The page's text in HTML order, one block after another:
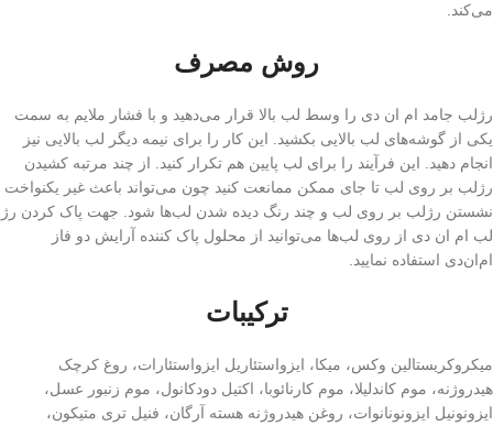
می‌کند.
روش مصرف
رژلب جامد ام ان دی را وسط لب بالا قرار می‌دهید و با فشار ملایم به سمت
یکی از گوشه‌های لب بالایی بکشید. این کار را برای نیمه دیگر لب بالایی نیز
انجام دهید. این فرآیند را برای لب پایین هم تکرار کنید. از چند مرتبه کشیدن
رژلب بر روی لب تا جای ممکن ممانعت کنید چون می‌تواند باعث غیر یکنواخت
نشستن رژلب بر روی لب و چند رنگ دیده شدن لب‌ها شود. جهت پاک کردن رژ
لب ام ان دی از روی لب‌ها می‌توانید از محلول پاک کننده آرایش دو فاز
ام‌ان‌دی استفاده نمایید.
ترکیبات
میکروکریستالین وکس، میکا، ایزواستئاریل ایزواستئارات، روغ کرچک
هیدروژنه، موم کاندلیلا، موم کارنائوبا، اکتیل دودکانول، موم زنبور عسل،
ایزونونیل ایزونونانوات، روغن هیدروژنه هسته آرگان، فنیل تری متیکون،